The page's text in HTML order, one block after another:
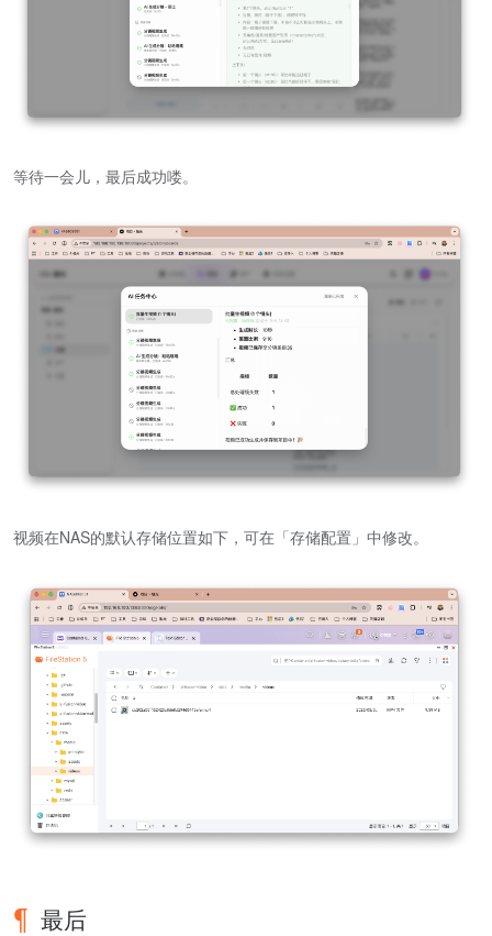
等待一会儿，最后成功喽。
视频在NAS的默认存储位置如下，可在「存储配置」中修改。
最后